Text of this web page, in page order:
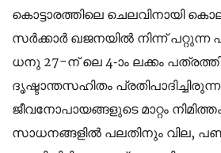
കൊട്ടാരത്തിലെ ചെലവിനായി
സർക്കാർ ഖജനയിൽ നിന്ന്
ധനു 27-ന് ലെ 4-ാം ലക്കം
ദൃഷ്ടാന്തസഹിതം
ജീവനോപായങ്ങളുടെ മാറ്റം
സാധനങ്ങളിൽ പലതിനും വില,